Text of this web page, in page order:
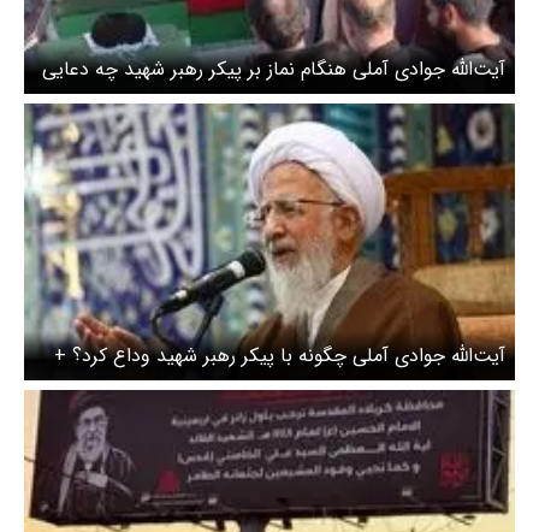
آیت‌الله جوادی آملی هنگام نماز بر پیکر رهبر شهید چه دعایی
کرد؟
آیت‌الله جوادی آملی چگونه با پیکر رهبر شهید وداع کرد؟ +
عکس